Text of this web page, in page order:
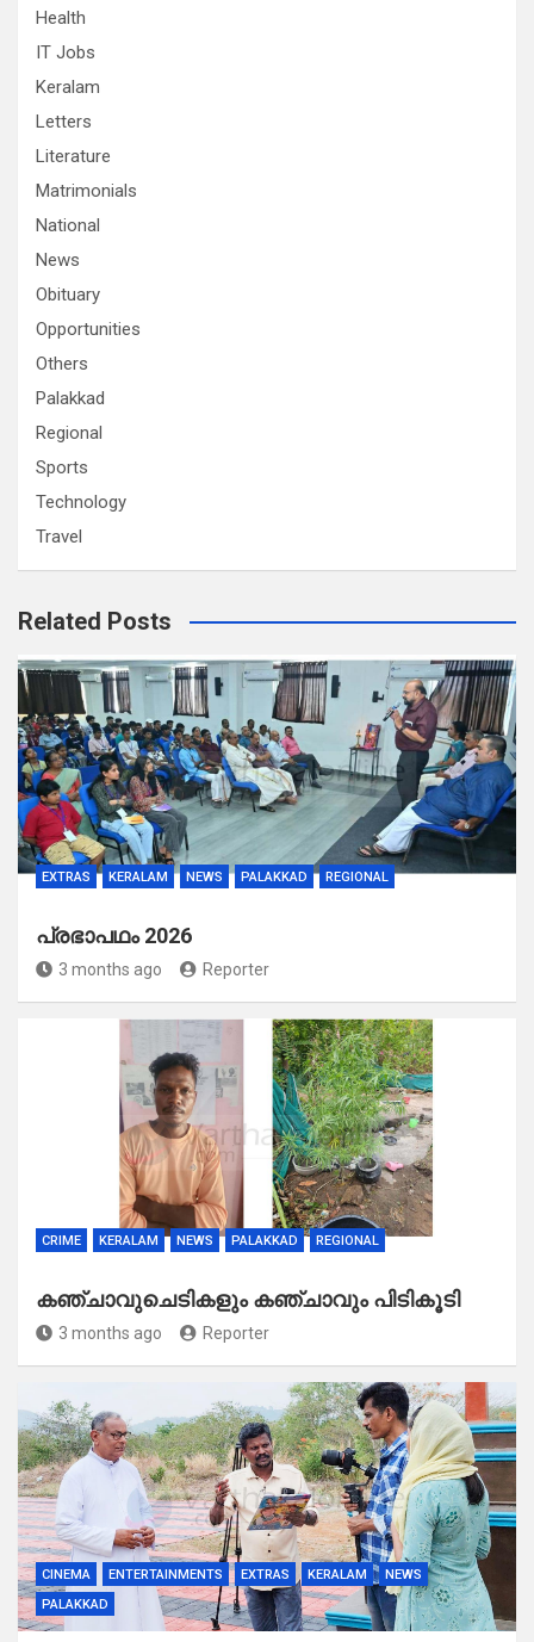
Health
IT Jobs
Keralam
Letters
Literature
Matrimonials
National
News
Obituary
Opportunities
Others
Palakkad
Regional
Sports
Technology
Travel
Related Posts
EXTRAS KERALAM NEWS PALAKKAD REGIONAL
പ്രഭാപഥം 2026
3 months ago Reporter
CRIME KERALAM NEWS PALAKKAD REGIONAL
കഞ്ചാവുചെടികളും കഞ്ചാവും പിടികൂടി
3 months ago Reporter
CINEMA ENTERTAINMENTS EXTRAS KERALAM
NEWS
PALAKKAD